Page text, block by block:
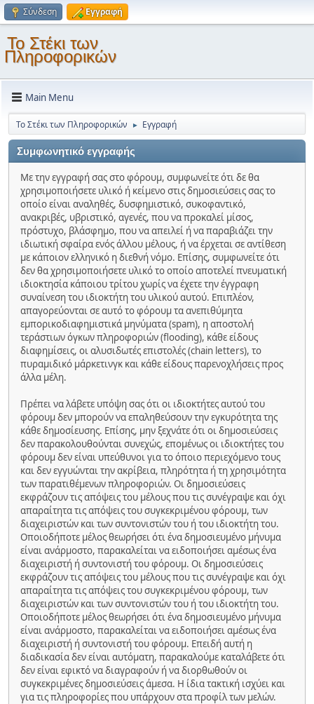
Σύνδεση Εγγραφή
Το Στέκι των
Πληροφορικών
Main Menu
Το Στέκι των Πληροφορικών ► Εγγραφή
Συμφωνητικό εγγραφής
Με την εγγραφή σας στο φόρουμ, συμφωνείτε ότι δε θα
χρησιμοποιήσετε υλικό ή κείμενο στις δημοσιεύσεις σας το
οποίο είναι αναληθές, δυσφημιστικό, συκοφαντικό,
ανακριβές, υβριστικό, αγενές, που να προκαλεί μίσος,
πρόστυχο, βλάσφημο, που να απειλεί ή να παραβιάζει την
ιδιωτική σφαίρα ενός άλλου μέλους, ή να έρχεται σε αντίθεση
με κάποιον ελληνικό η διεθνή νόμο. Επίσης, συμφωνείτε ότι
δεν θα χρησιμοποιήσετε υλικό το οποίο αποτελεί πνευματική
ιδιοκτησία κάποιου τρίτου χωρίς να έχετε την έγγραφη
συναίνεση του ιδιοκτήτη του υλικού αυτού. Επιπλέον,
απαγορεύονται σε αυτό το φόρουμ τα ανεπιθύμητα
εμπορικοδιαφημιστικά μηνύματα (spam), η αποστολή
τεράστιων όγκων πληροφοριών (flooding), κάθε είδους
διαφημίσεις, οι αλυσιδωτές επιστολές (chain letters), το
πυραμιδικό μάρκετινγκ και κάθε είδους παρενοχλήσεις προς
άλλα μέλη.
Πρέπει να λάβετε υπόψη σας ότι οι ιδιοκτήτες αυτού του
φόρουμ δεν μπορούν να επαληθεύσουν την εγκυρότητα της
κάθε δημοσίευσης. Επίσης, μην ξεχνάτε ότι οι δημοσιεύσεις
δεν παρακολουθούνται συνεχώς, επομένως οι ιδιοκτήτες του
φόρουμ δεν είναι υπεύθυνοι για το όποιο περιεχόμενο τους
και δεν εγγυώνται την ακρίβεια, πληρότητα ή τη χρησιμότητα
των παρατιθέμενων πληροφοριών. Οι δημοσιεύσεις
εκφράζουν τις απόψεις του μέλους που τις συνέγραψε και όχι
απαραίτητα τις απόψεις του συγκεκριμένου φόρουμ, των
διαχειριστών και των συντονιστών του ή του ιδιοκτήτη του.
Οποιοδήποτε μέλος θεωρήσει ότι ένα δημοσιευμένο μήνυμα
είναι ανάρμοστο, παρακαλείται να ειδοποιήσει αμέσως ένα
διαχειριστή ή συντονιστή του φόρουμ. Οι δημοσιεύσεις
εκφράζουν τις απόψεις του μέλους που τις συνέγραψε και όχι
απαραίτητα τις απόψεις του συγκεκριμένου φόρουμ, των
διαχειριστών και των συντονιστών του ή του ιδιοκτήτη του.
Οποιοδήποτε μέλος θεωρήσει ότι ένα δημοσιευμένο μήνυμα
είναι ανάρμοστο, παρακαλείται να ειδοποιήσει αμέσως ένα
διαχειριστή ή συντονιστή του φόρουμ. Επειδή αυτή η
διαδικασία δεν είναι αυτόματη, παρακαλούμε καταλάβετε ότι
δεν είναι εφικτό να διαγραφούν ή να διορθωθούν οι
συγκεκριμένες δημοσιεύσεις άμεσα. Η ίδια τακτική ισχύει και
για τις πληροφορίες που υπάρχουν στα προφίλ των μελών.